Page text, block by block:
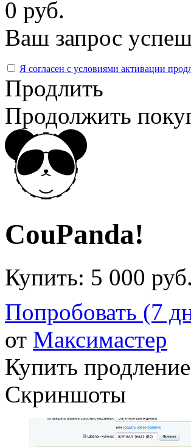
0 руб.
Ваш запрос
Я согласен с условиями активации
Продлить
Продолжить
CouPanda!
Купить: 5 000 руб.
Попробовать (7
от Максимастер
Купить продление
Скриншоты